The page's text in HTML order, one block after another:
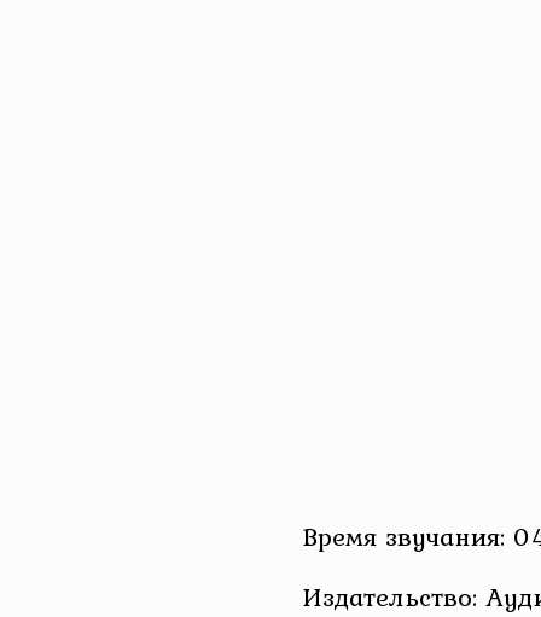
Время звучания:
Издательство: